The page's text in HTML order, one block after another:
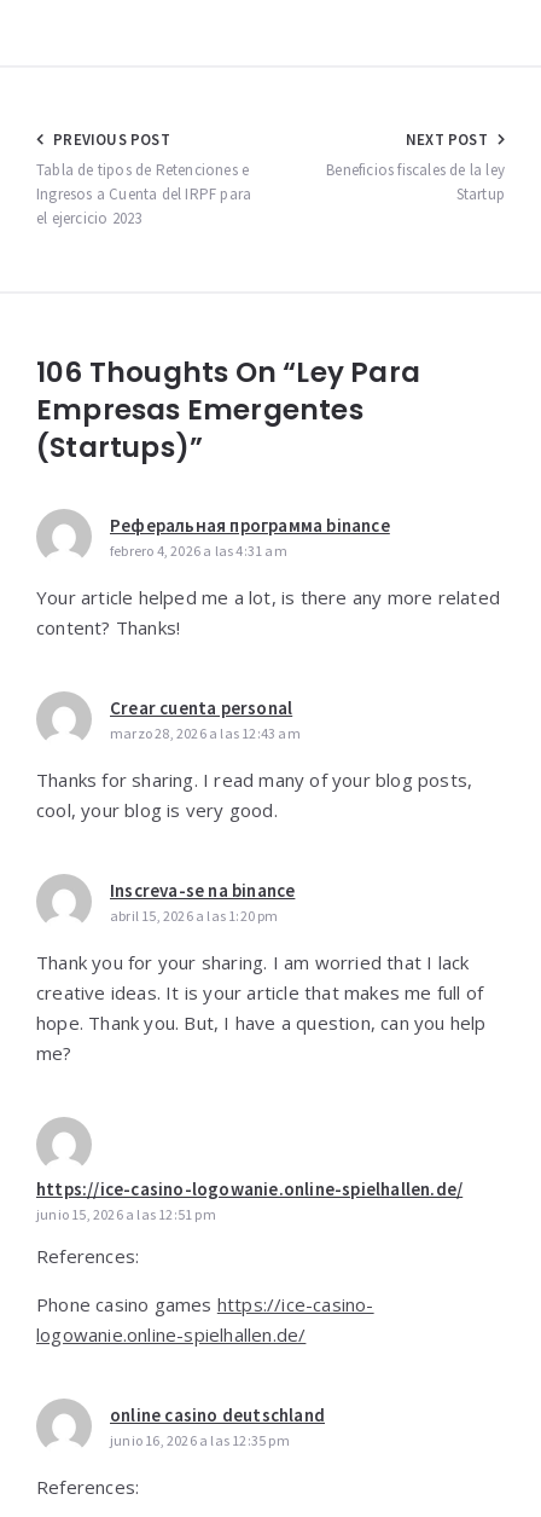
Navegación
de
entradas
PREVIOUS POST
Tabla de tipos de Retenciones e
Ingresos a Cuenta del IRPF para
el ejercicio 2023
NEXT POST
Beneficios fiscales de la ley
Startup
106 Thoughts On “Ley Para
Empresas Emergentes
(Startups)”
Реферальная программа binance
febrero 4, 2026 a las 4:31 am
Your article helped me a lot, is there any more related
content? Thanks!
Crear cuenta personal
marzo 28, 2026 a las 12:43 am
Thanks for sharing. I read many of your blog posts,
cool, your blog is very good.
Inscreva-se na binance
abril 15, 2026 a las 1:20 pm
Thank you for your sharing. I am worried that I lack
creative ideas. It is your article that makes me full of
hope. Thank you. But, I have a question, can you help
me?
https://ice-casino-logowanie.online-spielhallen.de/
junio 15, 2026 a las 12:51 pm
References:
Phone casino games https://ice-casino-
logowanie.online-spielhallen.de/
online casino deutschland
junio 16, 2026 a las 12:35 pm
References: